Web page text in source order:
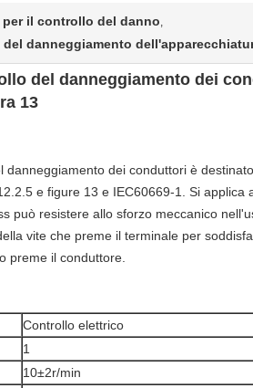
per il controllo del danno,
danneggiamento
del danneggiamento dei
13
danneggiamento dei conduttori è
e figure 13 e IEC60669-1. Si applica
può resistere allo sforzo meccanico
vite che preme il terminale per
preme il conduttore.
Controllo elettrico
1
10±2r/min